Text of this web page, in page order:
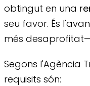
obtingut en una
seu favor. És
més
Segons l'Agència
requisits són: